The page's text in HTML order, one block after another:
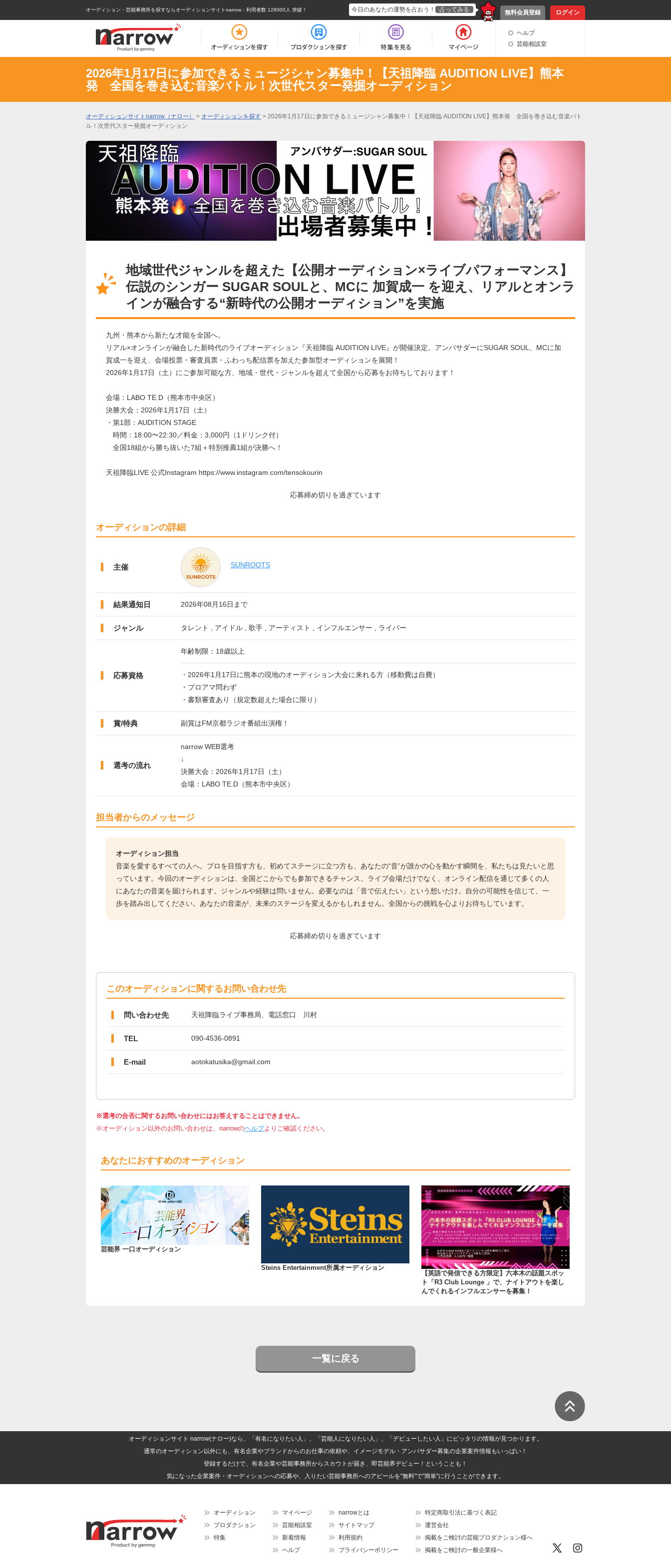
オーディション・芸能事務所を探すならオーディションサイトnarrow ：利用者数 128000人 突破！ 無料会員登録 ログイン
今日のあなたの運勢を占おう！ 占ってみる
ヘルプ
芸能相談室
2026年1月17日に参加できるミュージシャン募集中！【天祖降臨 AUDITION LIVE】熊本
発 全国を巻き込む音楽バトル！次世代スター発掘オーディション
オーディションサイトnarrow（ナロー） > オーディションを探す > 2026年1月17日に参加できるミュージシャン募集中！【天祖降臨 AUDITION LIVE】熊本発 全国を巻き込む音楽バト
ル！次世代スター発掘オーディション
地域世代ジャンルを超えた【公開オーディション×ライブパフォーマンス】
伝説のシンガー SUGAR SOULと、MCに 加賀成一 を迎え、リアルとオンラ
インが融合する“新時代の公開オーディション”を実施
九州・熊本から新たな才能を全国へ。
リアル×オンラインが融合した新時代のライブオーディション『天祖降臨 AUDITION LIVE』が開催決定。アンバサダーにSUGAR SOUL、MCに加
賀成一を迎え、会場投票・審査員票・ふわっち配信票を加えた参加型オーディションを展開！
2026年1月17日（土）にご参加可能な方、地域・世代・ジャンルを超えて全国から応募をお待ちしております！
会場：LABO TE.D（熊本市中央区）
決勝大会：2026年1月17日（土）
・第1部：AUDITION STAGE
時間：18:00〜22:30／料金：3,000円（1ドリンク付）
全国18組から勝ち抜いた7組＋特別推薦1組が決勝へ！
天祖降臨LIVE 公式Instagram https://www.instagram.com/tensokourin
応募締め切りを過ぎています
オーディションの詳細
主催 SUNROOTS
結果通知日 2026年08月16日まで
ジャンル タレント , アイドル , 歌手 , アーティスト , インフルエンサー , ライバー
応募資格
年齢制限：18歳以上
・2026年1月17日に熊本の現地のオーディション大会に来れる方（移動費は自費）
・プロアマ問わず
・書類審査あり（規定数超えた場合に限り）
賞/特典 副賞はFM京都ラジオ番組出演権！
選考の流れ
narrow WEB選考
↓
決勝大会：2026年1月17日（土）
会場：LABO TE.D（熊本市中央区）
担当者からのメッセージ
オーディション担当
音楽を愛するすべての人へ。プロを目指す方も、初めてステージに立つ方も、あなたの“音”が誰かの心を動かす瞬間を、私たちは見たいと思
っています。今回のオーディションは、全国どこからでも参加できるチャンス。ライブ会場だけでなく、オンライン配信を通じて多くの人
にあなたの音楽を届けられます。ジャンルや経験は問いません。必要なのは「音で伝えたい」という想いだけ。自分の可能性を信じて、一
歩を踏み出してください。あなたの音楽が、未来のステージを変えるかもしれません。全国からの挑戦を心よりお待ちしています。
応募締め切りを過ぎています
このオーディションに関するお問い合わせ先
問い合わせ先 天祖降臨ライブ事務局、電話窓口 川村
TEL 090-4536-0891
E-mail aotokatusika@gmail.com
※選考の合否に関するお問い合わせにはお答えすることはできません。
※オーディション以外のお問い合わせは、narrowのヘルプよりご確認ください。
あなたにおすすめのオーディション
芸能界 一口オーディション
Steins Entertainment所属オーディション
【英語で発信できる方限定】六本木の話題スポッ
ト「R3 Club Lounge 」で、ナイトアウトを楽し
んでくれるインフルエンサーを募集！
一覧に戻る
オーディションサイト narrow(ナロー)なら、「有名になりたい人」、「芸能人になりたい人」、「デビューしたい人」にピッタリの情報が見つかります。
通常のオーディション以外にも、有名企業やブランドからのお仕事の依頼や、イメージモデル・アンバサダー募集の企業案件情報もいっぱい！
登録するだけで、有名企業や芸能事務所からスカウトが届き、即芸能界デビュー！ということも！
気になった企業案件・オーディションへの応募や、入りたい芸能事務所へのアピールを"無料"で"簡単"に行うことができます。
オーディション
プロダクション
特集
マイページ
芸能相談室
新着情報
ヘルプ
narrowとは
サイトマップ
利用規約
プライバシーポリシー
特定商取引法に基づく表記
運営会社
掲載をご検討の芸能プロダクション様へ
掲載をご検討の一般企業様へ